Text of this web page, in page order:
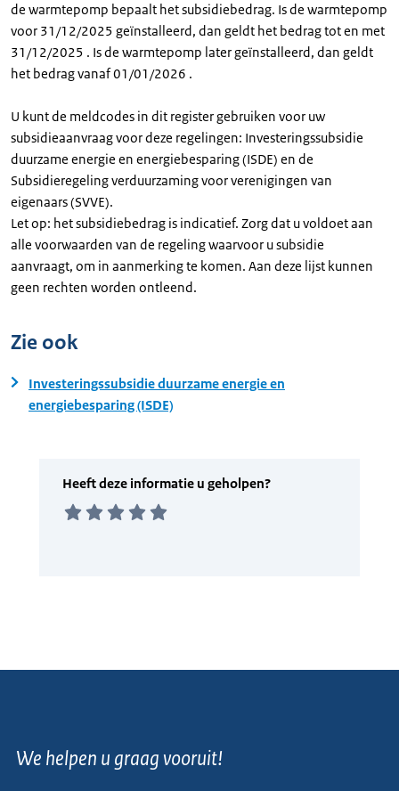
de warmtepomp bepaalt het subsidiebedrag. Is de warmtepomp
voor 31/12/2025 geïnstalleerd, dan geldt het bedrag tot en met
31/12/2025 . Is de warmtepomp later geïnstalleerd, dan geldt
het bedrag vanaf 01/01/2026 .
U kunt de meldcodes in dit register gebruiken voor uw
subsidieaanvraag voor deze regelingen: Investeringssubsidie
duurzame energie en energiebesparing (ISDE) en de
Subsidieregeling verduurzaming voor verenigingen van
eigenaars (SVVE).
Let op: het subsidiebedrag is indicatief. Zorg dat u voldoet aan
alle voorwaarden van de regeling waarvoor u subsidie
aanvraagt, om in aanmerking te komen. Aan deze lijst kunnen
geen rechten worden ontleend.
Zie ook
Investeringssubsidie duurzame energie en
energiebesparing (ISDE)
We helpen u graag vooruit!